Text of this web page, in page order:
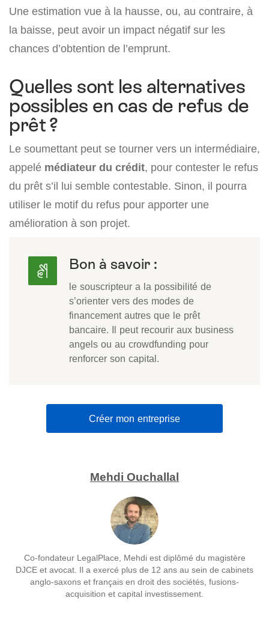
Une estimation vue à la hausse, ou, au contraire, à
la baisse, peut avoir un impact négatif sur les
chances d’obtention de l’emprunt.
Quelles sont les alternatives
possibles en cas de refus de
prêt ?
Le soumettant peut se tourner vers un intermédiaire,
appelé médiateur du crédit, pour contester le refus
du prêt s’il lui semble contestable. Sinon, il pourra
utiliser le motif du refus pour apporter une
amélioration à son projet.
Bon à savoir :
le souscripteur a la possibilité de
s’orienter vers des modes de
financement autres que le prêt
bancaire. Il peut recourir aux business
angels ou au crowdfunding pour
renforcer son capital.
Créer mon entreprise
Mehdi Ouchallal
Co-fondateur LegalPlace, Mehdi est diplômé du magistère
DJCE et avocat. Il a exercé plus de 12 ans au sein de cabinets
anglo-saxons et français en droit des sociétés, fusions-
acquisition et capital investissement.